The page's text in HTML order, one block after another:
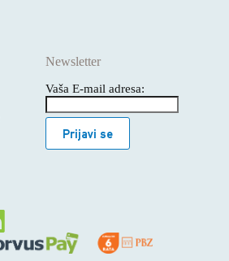
Newsletter
Vaša E-mail adresa:
Prijavi se